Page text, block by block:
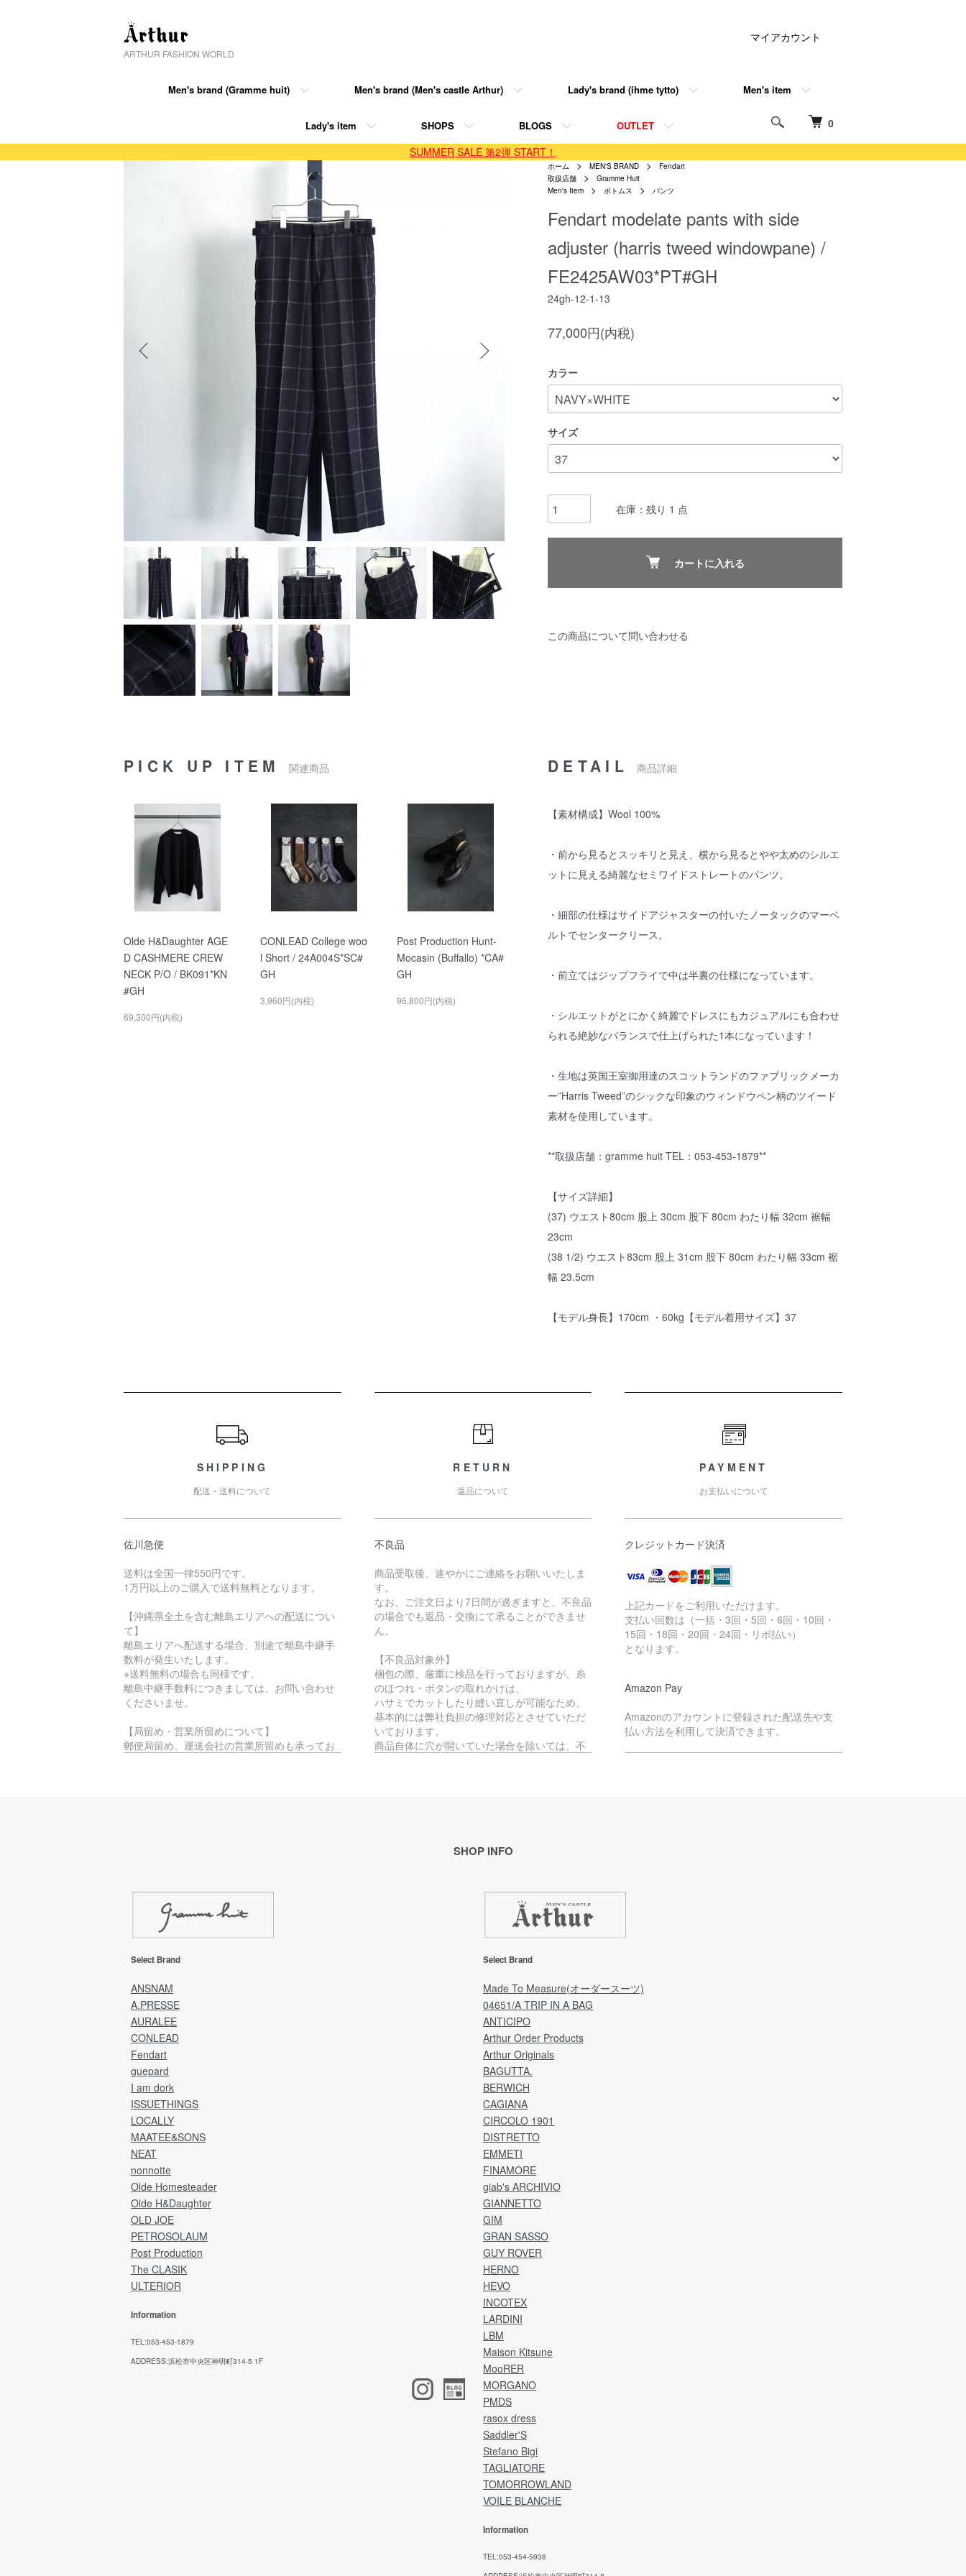
ARTHUR FASHION WORLD
0
Men's brand (Gramme huit) Men's brand (Men's castle Arthur) Lady's brand (ihme tytto) Men's item
Lady's item SHOPS BLOGS OUTLET
マイアカウント
SUMMER SALE 第2弾 START！
ホーム MEN'S BRAND
Fendart
取扱店舗
Gramme Huit
Men's Item
ボトムス パンツ
Fendart modelate pants with side
adjuster (harris tweed windowpane) /
FE2425AW03*PT#GH
24gh-12-1-13
77,000円(内税)
カラー
サイズ
在庫：残り 1 点
カートに入れる
この商品について問い合わせる
DETAIL商品詳細
【素材構成】Wool 100%
・前から見るとスッキリと見え、横から見るとやや太めのシルエ
ットに見える綺麗なセミワイドストレートのパンツ。
・細部の仕様はサイドアジャスターの付いたノータックのマーベ
ルトでセンタークリース。
・前立てはジップフライで中は半裏の仕様になっています。
・シルエットがとにかく綺麗でドレスにもカジュアルにも合わせ
られる絶妙なバランスで仕上げられた1本になっています！
・生地は英国王室御用達のスコットランドのファブリックメーカ
ー”Harris Tweed”のシックな印象のウィンドウペン柄のツイード
素材を使用しています。
**取扱店舗：gramme huit TEL：053-453-1879**
【サイズ詳細】
(37) ウエスト80cm 股上 30cm 股下 80cm わたり幅 32cm 裾幅
23cm
(38 1/2) ウエスト83cm 股上 31cm 股下 80cm わたり幅 33cm 裾
幅 23.5cm
【モデル身長】170cm ・60kg【モデル着用サイズ】37
PICK UP ITEM 関連商品
Olde H&Daughter AGE
D CASHMERE CREW
NECK P/O / BK091*KN
#GH
69,300円(内税)
CONLEAD College woo
l Short / 24A004S*SC#
GH
3,960円(内税)
Post Production Hunt-
Mocasin (Buffallo) *CA#
GH
96,800円(内税)
SHIPPING
配送・送料について
佐川急便
送料は全国一律550円です。
1万円以上のご購入で送料無料となります。
【沖縄県全土を含む離島エリアへの配送につい
て】
離島エリアへ配送する場合、別途で離島中継手
数料が発生いたします。
※送料無料の場合も同様です。
離島中継手数料につきましては、お問い合わせ
くださいませ。
【局留め・営業所留めについて】
郵便局留め、運送会社の営業所留めも承ってお
ご迷惑をおかけしますが、何卒ご理解賜ります
ようお願い申し上げます。
送方法です。
発送完了後、カード決済金額に送料を追加した
金額にて、ご請求させていただきます。
※送料は全商品発生し「宛先国・サイズ・重量」
によって異なります。
Delivery will be by EMS and payment will be by
credit card.
After the product has been shipped,
you will be charged the product price plus
shipping costs.
[Returns and refunds]
We cannot accept returns, exchanges, or
refunds after the product has been shipped.
→ Japan Post Website
RETURN
返品について
不良品
商品受取後、速やかにご連絡をお願いいたしま
す。
なお、ご注文日より7日間が過ぎますと、不良品
の場合でも返品・交換にて承ることができませ
ん。
【不良品対象外】
梱包の際、厳重に検品を行っておりますが、糸
のほつれ・ボタンの取れかけは、
ハサミでカットしたり縫い直しが可能なため、
基本的には弊社負担の修理対応とさせていただ
いております。
商品自体に穴が開いていた場合を除いては、不
品・交換は承ることができません。
返品・交換をご希望の場合「ご注文日」から7日
(ご予約品は「商品受取日」から7日以内にご連
※弊社理由による発送遅れの場合は「商品受取
日」より7日間が期限となります。
日時指定により、受取日を延長される場合は
「ご注文日」より7日間が期限のため、
指定日によっては、不良品の場合でも返品・交
換が不可となっております。
ご理解のうえ、ご選択くださいますよう何卒お
※なお、過度に返品・交換が多いお客様につきま
こちらの判断で次回からのご注文をお断りさせ
ていただくことがございます。
弊社より返送先の住所をご連絡いたします。
メールをご確認のうえ、2日以内にご返送をお願
※ご事情により期限以内に返送手続きが難しい場
合は、ご連絡をお願いいたします。
発送は宅急便、またはゆうパックにてお願いい
(※レターパックはご利用いただけません。)
商品タグ・その他付属品は、外さずそのままの
状態で梱包してください。
香水や洗剤の匂い、着用感がみられた場合は、
返品・交換はお受けいたしかねます。
梱包に不備がある場合は、お受け取りできない
恐れ入りますが、予めご了承くださいませ。
PAYMENT
お支払いについて
クレジットカード決済
上記カードをご利用いただけます。
支払い回数は（一括・3回・5回・6回・10回・
15回・18回・20回・24回・リボ払い）
となります。
Amazon Pay
Amazonのアカウントに登録された配送先や支
払い方法を利用して決済できます。
回以降のご注文をお断りさせていただく場合が
願い申し上げます。
SHOP INFO
Select Brand
ANSNAM
A.PRESSE
AURALEE
CONLEAD
Fendart
guepard
I am dork
ISSUETHINGS
LOCALLY
MAATEE&SONS
NEAT
nonnotte
Olde Homesteader
Olde H&Daughter
OLD JOE
PETROSOLAUM
Post Production
The CLASIK
ULTERIOR
Information
TEL:053-453-1879
ADDRESS:浜松市中央区神明町314-5 1F
Select Brand
Made To Measure(オーダースーツ)
04651/A TRIP IN A BAG
ANTICIPO
Arthur Order Products
Arthur Originals
BAGUTTA.
BERWICH
CAGIANA
CIRCOLO 1901
DISTRETTO
EMMETI
FINAMORE
giab's ARCHIVIO
GIANNETTO
GIM
GRAN SASSO
GUY ROVER
HERNO
HEVO
INCOTEX
LARDINI
LBM
Maison Kitsune
MooRER
MORGANO
PMDS
rasox dress
Saddler'S
Stefano Bigi
TAGLIATORE
TOMORROWLAND
VOILE BLANCHE
Information
TEL:053-454-5938